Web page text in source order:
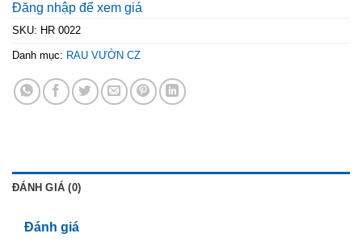
Đăng nhập để xem giá
SKU: HR 0022
Danh mục: RAU VƯỜN CZ
ĐÁNH GIÁ (0)
Đánh giá